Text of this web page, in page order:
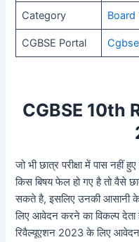
Category Board
CGBSE Portal
CGBSE 10th
जो भी छात्र परीक्षा में पास नहीं
किस बिषय फेल हो गए है तो वैसे
सकते है, इसलिए उनकी आसानी के
लिए आवेदन करने का विकल्प देता
रिवैल्यूएशन 2023 के लिए